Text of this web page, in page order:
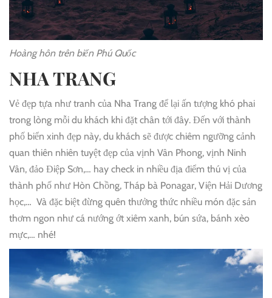
Hoàng hôn trên biển Phú Quốc
NHA TRANG
Vẻ đẹp tựa như tranh của Nha Trang để lại ấn tượng khó phai
trong lòng mỗi du khách khi đặt chân tới đây. Đến với thành
phố biển xinh đẹp này, du khách sẽ được chiêm ngưỡng cảnh
quan thiên nhiên tuyệt đẹp của vịnh Vân Phong, vịnh Ninh
Vân, đảo Điệp Sơn,… hay check in nhiều địa điểm thú vị của
thành phố như Hòn Chồng, Tháp bà Ponagar, Viện Hải Dương
học,… Và đặc biệt đừng quên thưởng thức nhiều món đặc sản
thơm ngon như cá nướng ớt xiêm xanh, bún sứa, bánh xèo
mực,… nhé!